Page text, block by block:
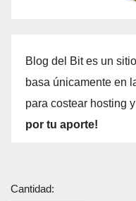
Blog del Bit es un
basa únicamente en
para costear hosting
por tu aporte!
Cantidad: